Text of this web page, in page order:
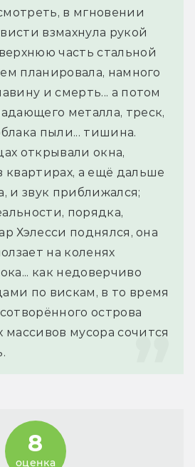
в мгновении
взмахнула рукой
часть стальной
планировала, намного
и смерть... а потом
металла, треск,
пыли... тишина.
открывали окна,
квартирах, а ещё дальше
и звук приближался;
порядка,
Хэлесси поднялся, она
на коленях
как недоверчиво
по вискам, в то время
острова
массивов мусора сочится
8
оценка